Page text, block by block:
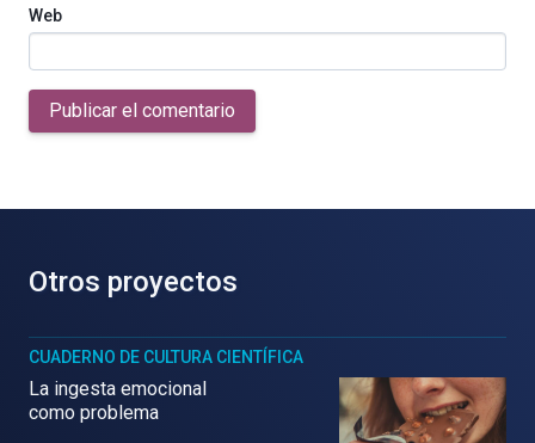
Web
Publicar el comentario
Otros proyectos
CUADERNO DE CULTURA CIENTÍFICA
La ingesta emocional
como problema